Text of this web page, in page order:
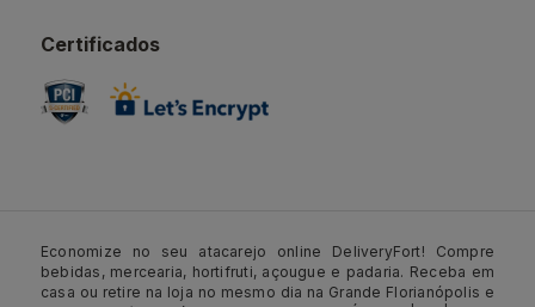
Certificados
Economize no seu atacarejo online DeliveryFort! Compre
bebidas, mercearia, hortifruti, açougue e padaria. Receba em
casa ou retire na loja no mesmo dia na Grande Florianópolis e